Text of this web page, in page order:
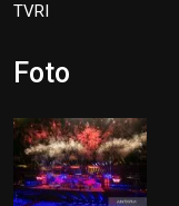
TVRI
Foto